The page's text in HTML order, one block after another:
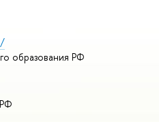
образования РФ